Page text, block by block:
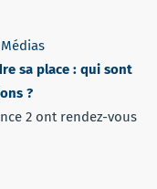
Médias
sa place : qui sont
?
2 ont rendez-vous